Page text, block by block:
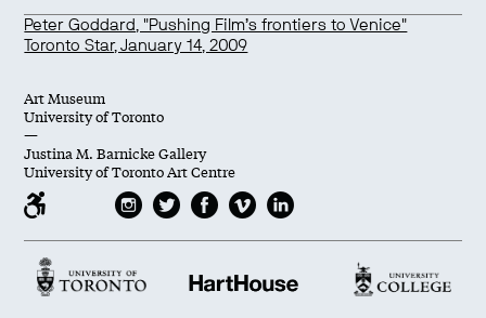
Peter Goddard, "Pushing Film’s frontiers to Venice"
Toronto Star, January 14, 2009
Art Museum
University of Toronto
—
Justina M. Barnicke Gallery
University of Toronto Art Centre